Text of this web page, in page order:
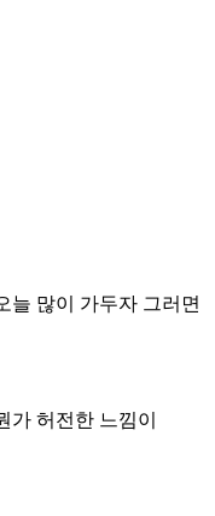
늘 많이 가두자 그러면
가 허전한 느낌이